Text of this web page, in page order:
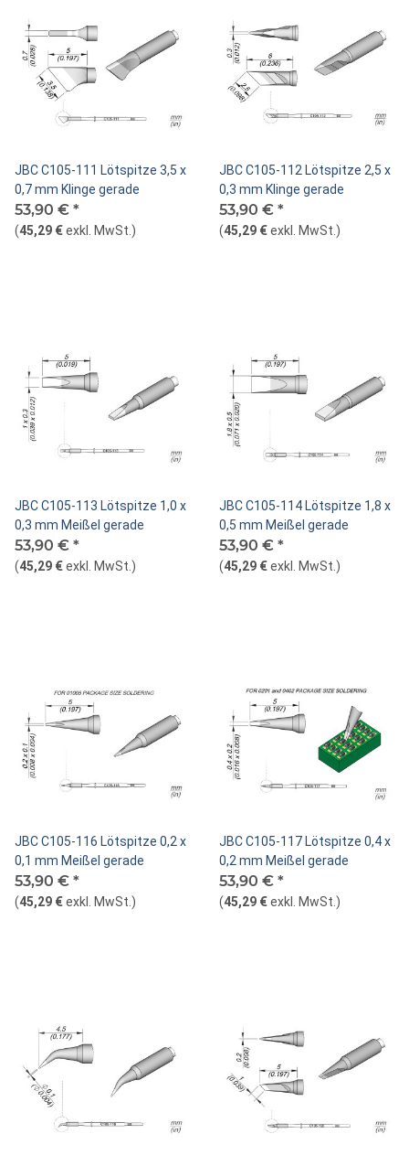
JBC C105-111 Lötspitze 3,5 x
0,7 mm Klinge gerade
53,90 € *
(45,29 €exkl. MwSt. )
JBC C105-112 Lötspitze 2,5 x
0,3 mm Klinge gerade
53,90 € *
(45,29 €exkl. MwSt. )
JBC C105-113 Lötspitze 1,0 x
0,3 mm Meißel gerade
53,90 € *
(45,29 €exkl. MwSt. )
JBC C105-114 Lötspitze 1,8 x
0,5 mm Meißel gerade
53,90 € *
(45,29 €exkl. MwSt. )
JBC C105-116 Lötspitze 0,2 x
0,1 mm Meißel gerade
53,90 € *
(45,29 €exkl. MwSt. )
JBC C105-117 Lötspitze 0,4 x
0,2 mm Meißel gerade
53,90 € *
(45,29 €exkl. MwSt. )